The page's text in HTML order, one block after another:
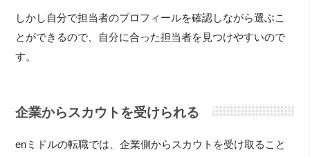
しかし自分で担当者のプロフィールを確認しながら選ぶこ
とができるので、自分に合った担当者を見つけやすいので
す。
企業からスカウトを受けられる
enミドルの転職では、企業側からスカウトを受け取ること